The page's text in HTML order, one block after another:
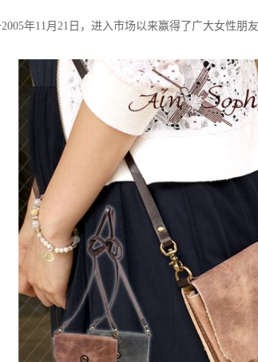
年11月21日，进入市场以来赢得了广大女性朋